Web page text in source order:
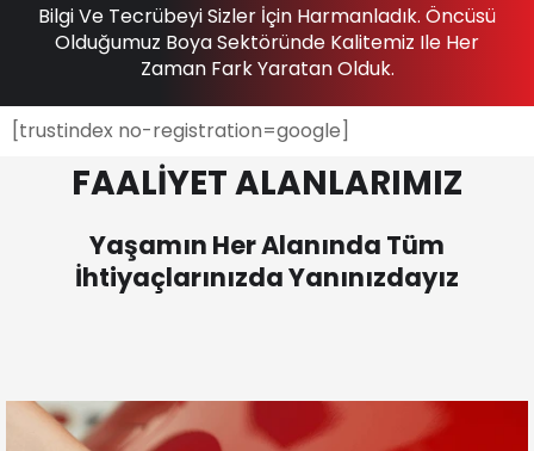
Bilgi Ve Tecrübeyi Sizler İçin Harmanladık. Öncüsü
Olduğumuz Boya Sektöründe Kalitemiz Ile Her
Zaman Fark Yaratan Olduk.
[trustindex no-registration=google]
FAALİYET ALANLARIMIZ
Yaşamın Her Alanında Tüm
İhtiyaçlarınızda Yanınızdayız